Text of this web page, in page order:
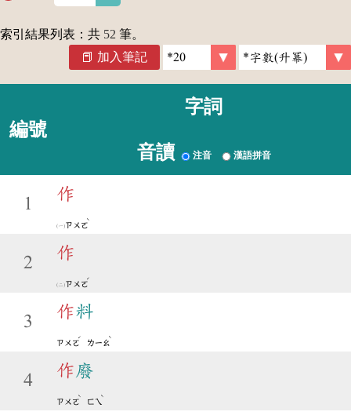
索引結果列表：共 52 筆。
加入筆記
編號
字詞
音讀 注音 漢語拼音
1
作
ㄗㄨㄛ
ˋ
2
作
ㄗㄨㄛ
ˊ
3
作料
ㄗㄨㄛ
ˊ
ㄌㄧㄠ
ˋ
4
作廢
ㄗㄨㄛ
ˋ
ㄈㄟ
ˋ